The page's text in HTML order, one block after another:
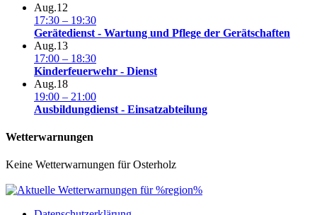
Aug.12
17:30 – 19:30
Gerätedienst - Wartung und Pflege der Gerätschaften
Aug.13
17:00 – 18:30
Kinderfeuerwehr - Dienst
Aug.18
19:00 – 21:00
Ausbildungdienst - Einsatzabteilung
Wetterwarnungen
Keine Wetterwarnungen für Osterholz